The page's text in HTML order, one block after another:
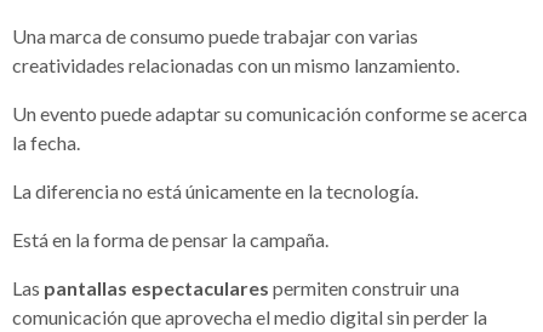
Una marca de consumo puede trabajar con varias
creatividades relacionadas con un mismo lanzamiento.
Un evento puede adaptar su comunicación conforme se acerca
la fecha.
La diferencia no está únicamente en la tecnología.
Está en la forma de pensar la campaña.
Las pantallas espectaculares permiten construir una
comunicación que aprovecha el medio digital sin perder la